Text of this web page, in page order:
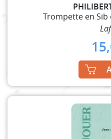
Trompette en